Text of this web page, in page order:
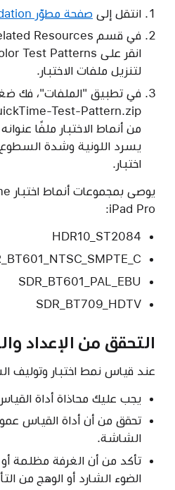
انتقل إلى صفحة مطوّر AVFoundation
لتنزيل ملفات الاختبار.
في تطبيق "الملفات"، فك
يسرد اللونية وشدة
اختبار.
iPad Pro:
HDR10_ST2084
SDR_BT601_PAL_EBU
SDR_BT709_HDTV
التحقق من الإعداد
عند قياس نمط اختبار وتوليف
يجب عليك محاذاة أداة
تحقق من أن أداة القياس
الشاشة.
تأكد من أن الغرفة مظلمة أو
الضوء الشارد أو الوهج من